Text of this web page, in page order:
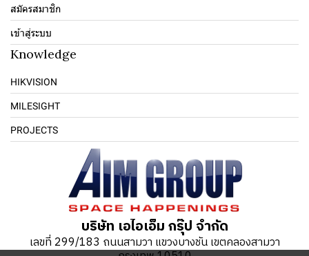
สมัครสมาชิก
เข้าสู่ระบบ
Knowledge
HIKVISION
MILESIGHT
PROJECTS
บริษัท เอไอเอ็ม กรุ๊ป จำกัด
เลขที่ 299/183 ถนนสามวา แขวงบางชัน เขตคลองสามวา